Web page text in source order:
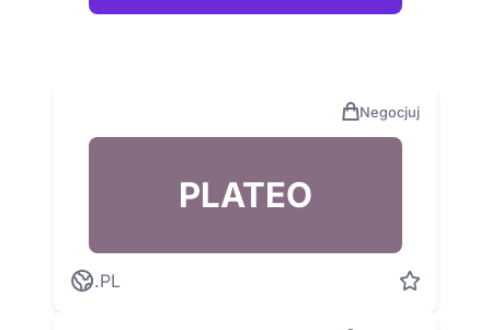
Negocjuj
PLATEO
.PL